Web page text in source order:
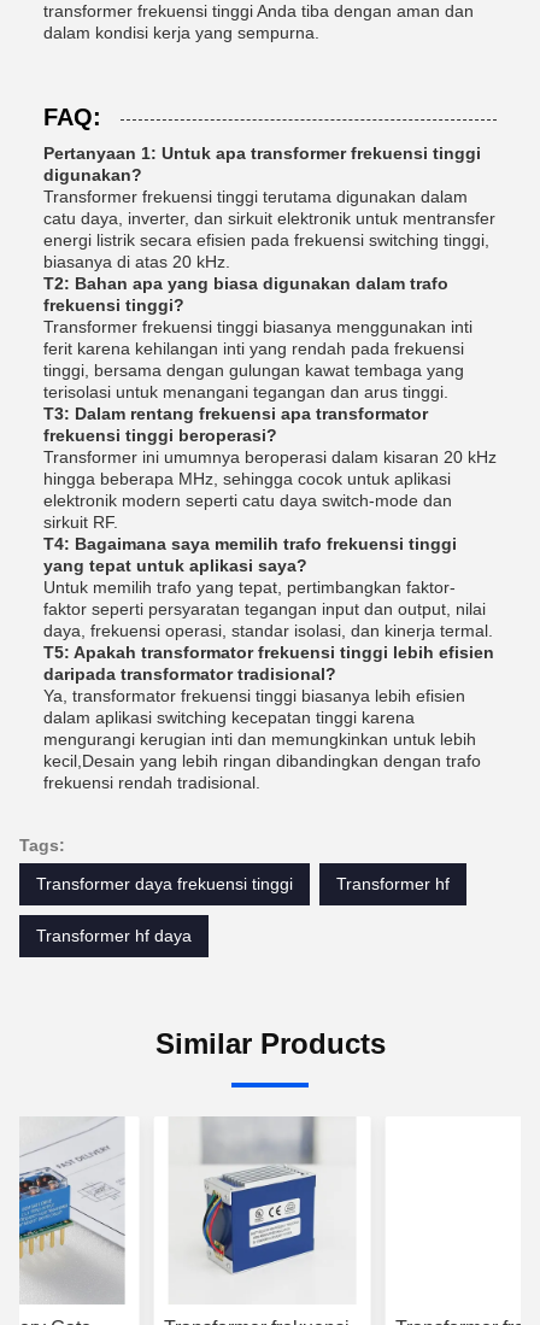
transformer frekuensi tinggi Anda tiba dengan aman dan
dalam kondisi kerja yang sempurna.
FAQ:
Pertanyaan 1: Untuk apa transformer frekuensi tinggi
digunakan?
Transformer frekuensi tinggi terutama digunakan dalam
catu daya, inverter, dan sirkuit elektronik untuk mentransfer
energi listrik secara efisien pada frekuensi switching tinggi,
biasanya di atas 20 kHz.
T2: Bahan apa yang biasa digunakan dalam trafo
frekuensi tinggi?
Transformer frekuensi tinggi biasanya menggunakan inti
ferit karena kehilangan inti yang rendah pada frekuensi
tinggi, bersama dengan gulungan kawat tembaga yang
terisolasi untuk menangani tegangan dan arus tinggi.
T3: Dalam rentang frekuensi apa transformator
frekuensi tinggi beroperasi?
Transformer ini umumnya beroperasi dalam kisaran 20 kHz
hingga beberapa MHz, sehingga cocok untuk aplikasi
elektronik modern seperti catu daya switch-mode dan
sirkuit RF.
T4: Bagaimana saya memilih trafo frekuensi tinggi
yang tepat untuk aplikasi saya?
Untuk memilih trafo yang tepat, pertimbangkan faktor-
faktor seperti persyaratan tegangan input dan output, nilai
daya, frekuensi operasi, standar isolasi, dan kinerja termal.
T5: Apakah transformator frekuensi tinggi lebih efisien
daripada transformator tradisional?
Ya, transformator frekuensi tinggi biasanya lebih efisien
dalam aplikasi switching kecepatan tinggi karena
mengurangi kerugian inti dan memungkinkan untuk lebih
kecil,Desain yang lebih ringan dibandingkan dengan trafo
frekuensi rendah tradisional.
Tags:
Transformer daya frekuensi tinggi
Transformer hf
Transformer hf daya
Similar Products